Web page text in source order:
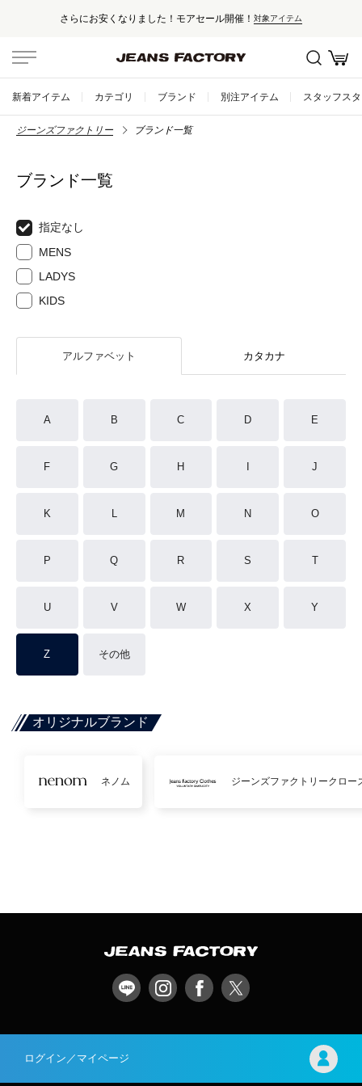
さらにお安くなりました！モアセール開催！ 対象アイテム
新着アイテム カテゴリ ブランド 別注アイテム スタッフス
ジーンズファクトリー ブランド一覧
ブランド一覧
指定なし
MENS
LADYS
KIDS
アルファベット カタカナ
A B C D E
F G H J
K L M N O
P Q R S T
U V W X Y
Z その他
オリジナルブランド
ネノム ジーンズファクトリークロー
ログイン／マイページ